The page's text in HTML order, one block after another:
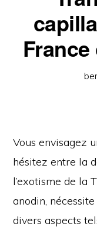
Vous envisagez
hésitez entre la
l’exotisme de la
anodin,
divers aspects